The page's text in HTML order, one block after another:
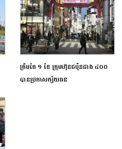
ត្រឹមតែ ១ ខែ ក្រុមហ៊ុនជប៉ុនជាង ៤០០
បានប្រកាសក្ស័យធន